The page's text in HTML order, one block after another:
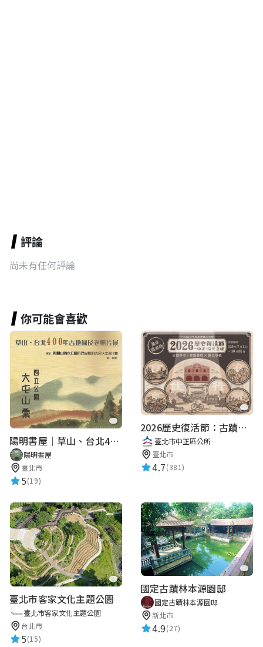
評論
尚未有任何評論
你可能會喜歡
陽明書屋｜草山、台北400年古地圖老照片展｜智慧導覽
陽明書屋
臺北市
5(19)
2026歷史復活節：古蹟尋章 | 智慧導覽 × 拾光尋禮
臺北市中正區公所
臺北市
4.7(381)
臺北市客家文化主題公園
臺北市客家文化主題公園
台北市
5(15)
國定古蹟林本源園邸
國定古蹟林本源園邸
新北市
4.9(27)